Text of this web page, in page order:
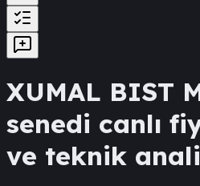
XUMAL BIST
senedi canlı
ve teknik